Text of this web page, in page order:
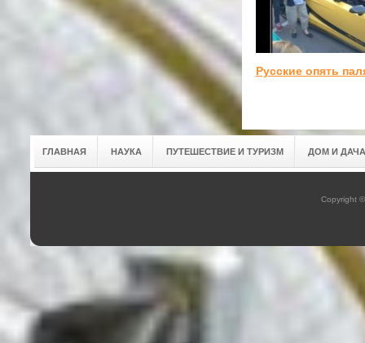
Русские опять
ГЛАВНАЯ НАУКА ПУТЕШЕСТВИЕ И ТУРИЗМ ДОМ И ДАЧА
Copyright